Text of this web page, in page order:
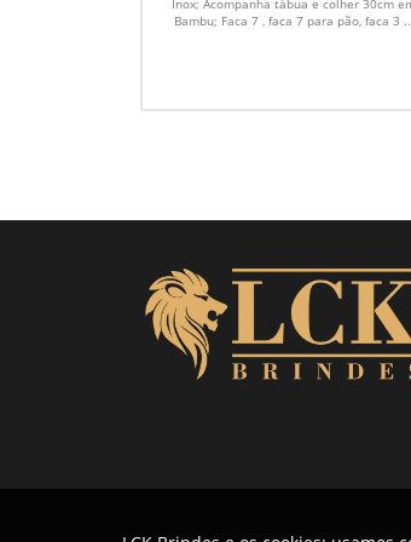
Inox; Acompanha tábua e colher 30cm
Bambu; Faca 7 , faca 7 para pão, faca 3